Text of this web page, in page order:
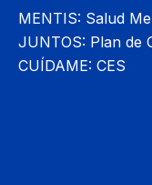
MENTIS: Salud
JUNTOS: Plan de
CUÍDAME: CES